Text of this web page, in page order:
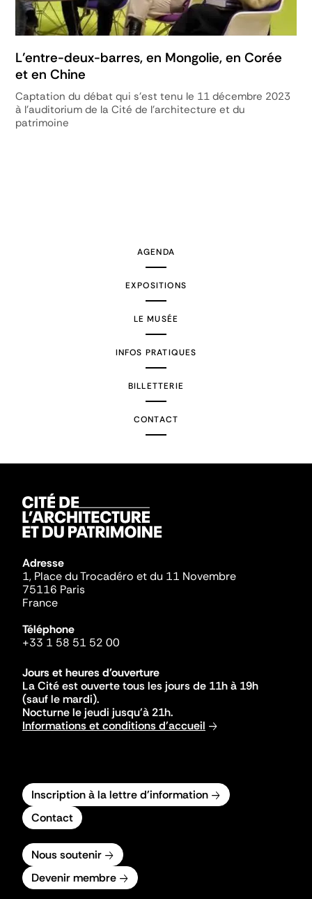
L’entre-deux-barres, en Mongolie, en Corée
et en Chine
Captation du débat qui s'est tenu le 11 décembre 2023
à l'auditorium de la Cité de l'architecture et du
patrimoine
AGENDA
EXPOSITIONS
LE MUSÉE
INFOS PRATIQUES
BILLETTERIE
CONTACT
Adresse
1, Place du Trocadéro et du 11 Novembre
75116 Paris
France
Téléphone
+33 1 58 51 52 00
Jours et heures d'ouverture
La Cité est ouverte tous les jours de 11h à 19h
(sauf le mardi).
Nocturne le jeudi jusqu'à 21h.
Informations et conditions d'accueil
Inscription à la lettre d'information
Contact
Nous soutenir
Devenir membre